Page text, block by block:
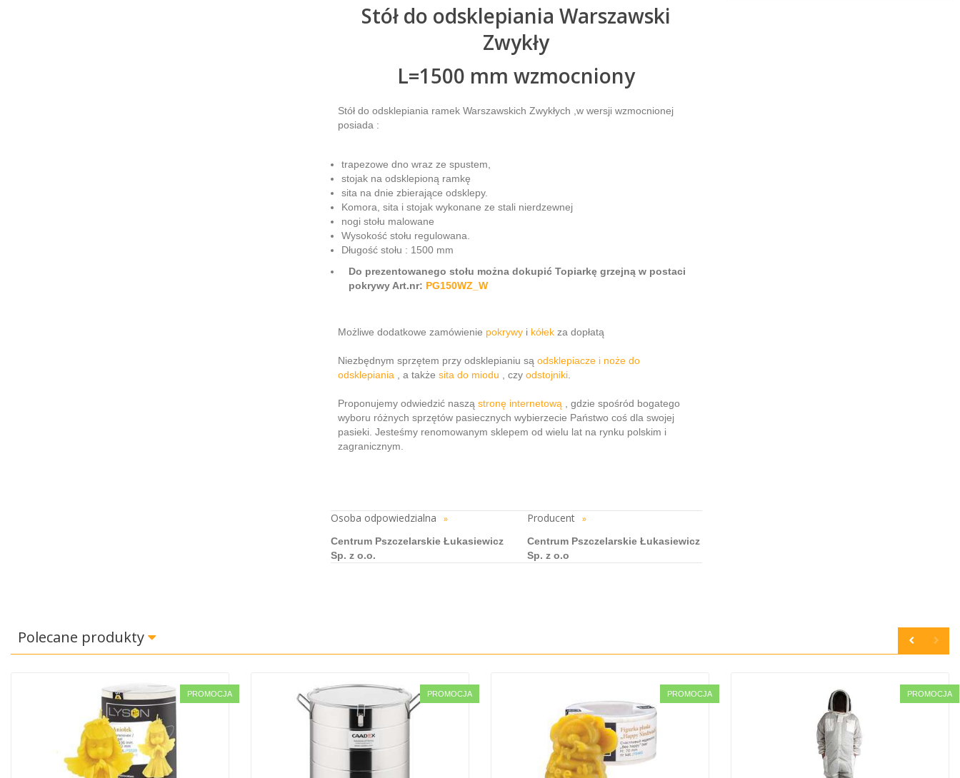
Stół do odsklepiania Warszawski
Zwykły
L=1500 mm wzmocniony
Stół do odsklepiania ramek Warszawskich Zwykłych ,w wersji wzmocnionej
posiada :
trapezowe dno wraz ze spustem,
stojak na odsklepioną ramkę
sita na dnie zbierające odsklepy.
Komora, sita i stojak wykonane ze stali nierdzewnej
nogi stołu malowane
Wysokość stołu regulowana.
Długość stołu : 1500 mm
Do prezentowanego stołu można dokupić Topiarkę grzejną w postaci
pokrywy Art.nr: PG150WZ_W
Możliwe dodatkowe zamówienie pokrywyi kółekza dopłatą
Niezbędnym sprzętem przy odsklepianiu są odsklepiacze i noże do
odsklepiania , a także sita do miodu , czyodstojniki.
Proponujemy odwiedzić naszą stronę internetową , gdzie spośród bogatego
wyboru różnych sprzętów pasiecznych wybierzecie Państwo coś dla swojej
pasieki. Jesteśmy renomowanym sklepem od wielu lat na rynku polskim i
zagranicznym.
Osoba odpowiedzialna »
Centrum Pszczelarskie Łukasiewicz
Sp. z o.o.
Producent »
Centrum Pszczelarskie Łukasiewicz
Sp. z o.o
Polecane produkty
PROMOCJA PROMOCJA PROMOCJA PROMOCJA